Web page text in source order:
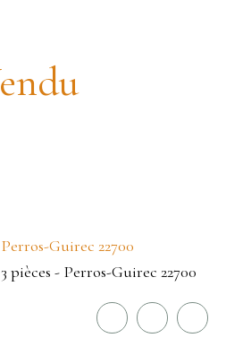
Perros-Guirec 22700
- Perros-Guirec 22700